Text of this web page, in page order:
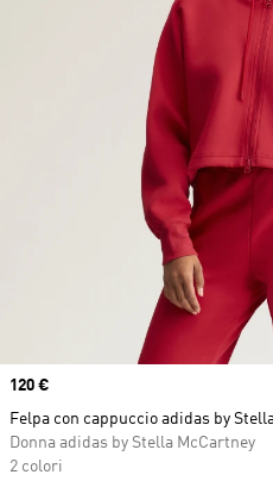
Price
120 €
Felpa con cappuccio adidas by
Donna adidas by Stella McCartney
2 colori